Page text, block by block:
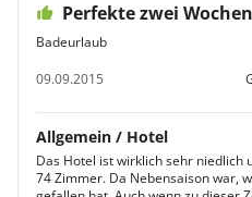
Perfekte zwei Wochen
Badeurlaub
09.09.2015
Allgemein / Hotel
Das Hotel ist wirklich sehr niedlich
74 Zimmer. Da Nebensaison war,